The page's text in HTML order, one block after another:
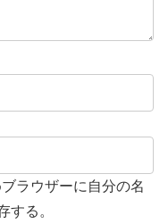
ラウザーに自分の名
する。